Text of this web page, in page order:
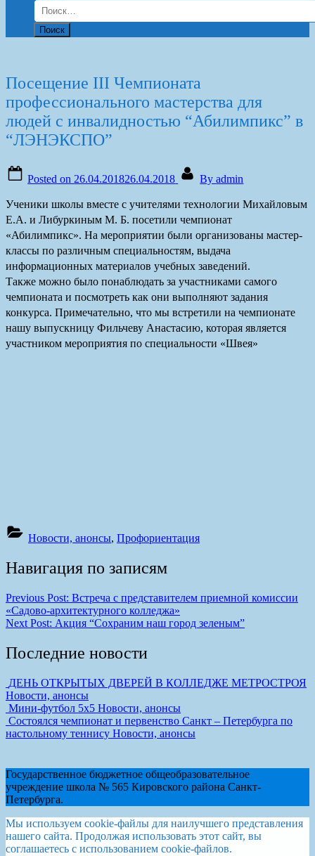
Посещение III Чемпионата
профессионального мастерства для
людей с инвалидностью “Абилимпикс” в
“ЛЭНЭКСПО”
Posted on 26.04.201826.04.2018 Byadmin
Ученики школы вместе с учителями технологии Михайловым
Е.А. и Либуркиным М. Б. посетили чемпионат
«Абилимпикс». На мероприятии были организованы мастер-
классы по различным специальностям, выдача
информационных материалов учебных заведений.
Также можно было понаблюдать за участниками самого
чемпионата и посмотреть как они выполняют задания
конкурса. Примечательно, что мы встретили на чемпионате
нашу выпускницу Фильчеву Анастасию, которая является
участником мероприятия по специальности «Швея»
Новости, анонсы, Профориентация
Навигация по записям
Previous Post: Встреча с представителем приемной комиссии
«Садово-архитектурного колледжа»
Next Post: Акция “Сохраним наш город зеленым”
Последние новости
ДЕНЬ ОТКРЫТЫХ ДВЕРЕЙ В КОЛЛЕДЖЕ МЕТРОСТРОЯ
Новости, анонсы
Мини-футбол 5х5 Новости, анонсы
Cостоялся чемпионат и первенство Санкт – Петербурга по
настольному теннису Новости, анонсы
Государственное бюджетное общеобразовательное
учреждение школа № 565 Кировского района Санкт-
Петербурга.
Мы используем cookie-файлы для наилучшего представления
нашего сайта. Продолжая использовать этот сайт, вы
соглашаетесь с использованием cookie-файлов.